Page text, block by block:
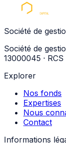
Société de
Société de
13000045 ·
Explorer
Nos fonds
Expertises
Nous
Contact
Informations